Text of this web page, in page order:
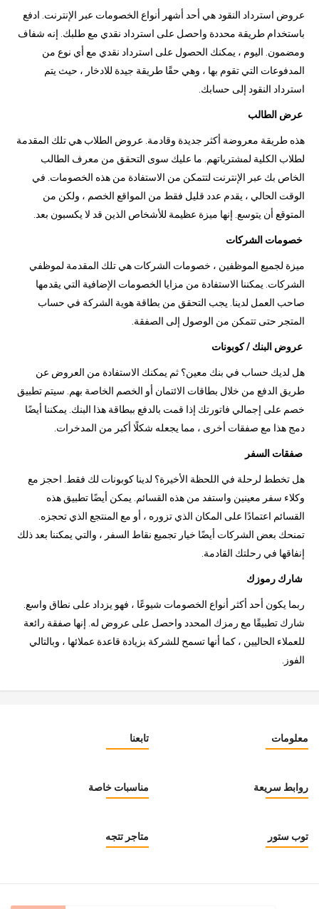
عروض استرداد النقود هي أحد أشهر أنواع الخصومات عبر الإنترنت. ادفع
باستخدام طريقة محددة واحصل على استرداد نقدي مع طلبك. إنه شفاف
ومضمون. اليوم ، يمكنك الحصول على استرداد نقدي مع أي نوع من
المدفوعات التي تقوم بها ، وهي حقًا طريقة جيدة للادخار ، حيث يتم
استرداد النقود إلى حسابك.
عرض الطالب
هذه طريقة معروضة أكثر جديدة وقادمة. عروض الطلاب هي تلك المقدمة
لطلاب الكلية لمشترياتهم. ما عليك سوى التحقق من معرف الطالب
الخاص بك عبر الإنترنت لتتمكن من الاستفادة من هذه الخصومات. في
الوقت الحالي ، يقدم عدد قليل فقط من المواقع الخصم ، ولكن من
المتوقع أن يتوسع. إنها ميزة عظيمة للأشخاص الذين قد لا يكسبون بعد.
خصومات الشركات
ميزة لجميع الموظفين ، خصومات الشركات هي تلك المقدمة لموظفي
الشركات. يمكننا الاستفادة من مزايا الخصومات الإضافية التي يقدمها
صاحب العمل لدينا. يجب التحقق من بطاقة هوية الشركة في حساب
المتجر حتى تتمكن من الوصول إلى الصفقة.
عروض البنك / كوبونات
هل لديك حساب في بنك معين؟ ثم يمكنك الاستفادة من العروض عن
طريق الدفع من خلال بطاقات الائتمان أو الخصم الخاصة بهم. سيتم تطبيق
خصم على إجمالي فاتورتك إذا قمت بالدفع ببطاقة هذا البنك. يمكننا أيضًا
دمج هذا مع صفقات أخرى ، مما يجعله شكلًا أكبر من المدخرات.
صفقات السفر
هل تخطط لرحلة في اللحظة الأخيرة؟ لدينا كوبونات لك فقط. احجز مع
وكلاء سفر معينين واستفد من هذه القسائم. يمكن أيضًا تطبيق هذه
القسائم اعتمادًا على المكان الذي تزوره ، أو مع المنتجع الذي تحجزه.
تمنحك بعض الشركات أيضًا خيار تجميع نقاط السفر ، والتي يمكننا بعد ذلك
إنفاقها في رحلتك القادمة.
شارك رموزك
ربما يكون أحد أكثر أنواع الخصومات شيوعًا ، فهو يزداد على نطاق واسع.
شارك تطبيقًا مع رمزك المحدد واحصل على عروض له. إنها صفقة رائعة
للعملاء الحاليين ، كما أنها تسمح للشركة بزيادة قاعدة عملائها ، وبالتالي
الفوز.
تابعنا معلومات
مناسبات خاصة روابط سريعة
متاجر تتجه توب ستور